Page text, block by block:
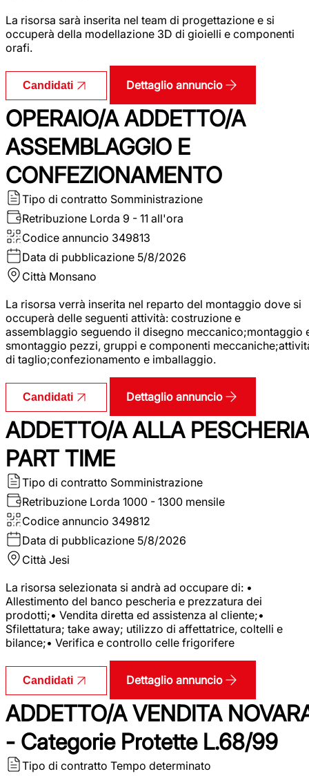
La risorsa sarà inserita nel team di progettazione e si
occuperà della modellazione 3D di gioielli e componenti
orafi.
Candidati Dettaglio annuncio
OPERAIO/A ADDETTO/A
ASSEMBLAGGIO E
CONFEZIONAMENTO
Tipo di contratto Somministrazione
Retribuzione Lorda 9 - 11 all'ora
Codice annuncio 349813
Data di pubblicazione 5/8/2026
Città Monsano
La risorsa verrà inserita nel reparto del montaggio dove si
occuperà delle seguenti attività: costruzione e
assemblaggio seguendo il disegno meccanico;montaggio
smontaggio pezzi, gruppi e componenti
di taglio;confezionamento e imballaggio.
Candidati Dettaglio annuncio
ADDETTO/A ALLA PESCHERIA
PART TIME
Tipo di contratto Somministrazione
Retribuzione Lorda 1000 - 1300 mensile
Codice annuncio 349812
Data di pubblicazione 5/8/2026
Città Jesi
La risorsa selezionata si andrà ad occupare di: •
Allestimento del banco pescheria e prezzatura dei
prodotti;• Vendita diretta ed assistenza al cliente;•
Sfilettatura; take away; utilizzo di affettatrice, coltelli e
bilance;• Verifica e controllo celle frigorifere
Candidati Dettaglio annuncio
ADDETTO/A VENDITA
- Categorie Protette L.68/99
Tipo di contratto Tempo determinato